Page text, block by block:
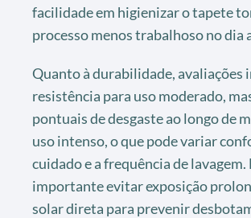
facilidade em higienizar o tapete
processo menos trabalhoso no dia
Quanto à durabilidade, avaliações
resistência para uso moderado,
pontuais de desgaste ao longo de
uso intenso, o que pode variar
cuidado e a frequência de lavagem.
importante evitar exposição
solar direta para prevenir